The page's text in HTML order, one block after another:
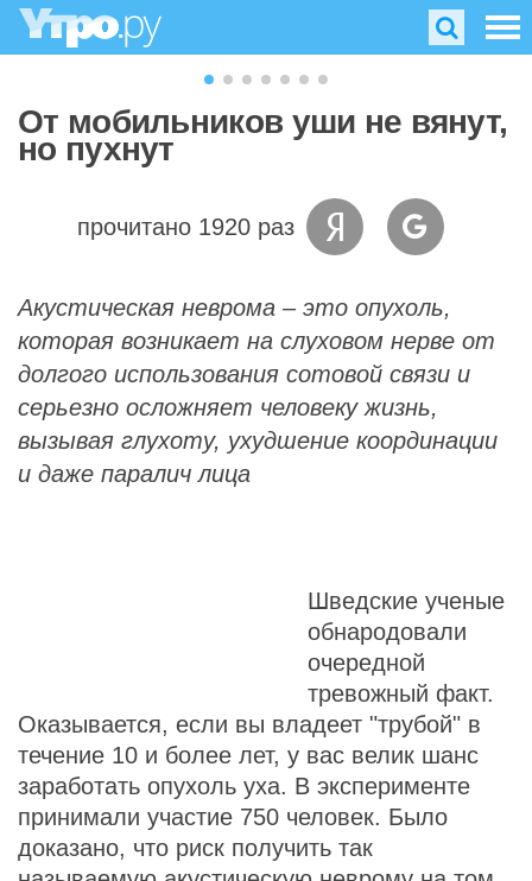
От мобильников уши не вянут,
но пухнут
прочитано 1920 раз
Акустическая неврома – это опухоль,
которая возникает на слуховом нерве от
долгого использования сотовой связи и
серьезно осложняет человеку жизнь,
вызывая глухоту, ухудшение координации
и даже паралич лица
Шведские ученые
обнародовали
очередной
тревожный факт.
Оказывается, если вы владеет "трубой" в
течение 10 и более лет, у вас велик шанс
заработать опухоль уха. В эксперименте
принимали участие 750 человек. Было
доказано, что риск получить так